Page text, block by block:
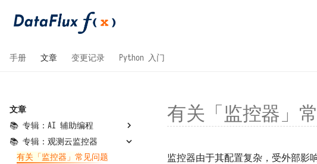
手册 文章 变更记录 Python 入门
文章
📚 专辑：AI 辅助编程
AI 辅助编程
从 OpenCode 接入并实现建站
📚 专辑：观测云监控器
有关「监控器」常见问题
有关「监控器」
监控器由于其配置复杂，受外部影